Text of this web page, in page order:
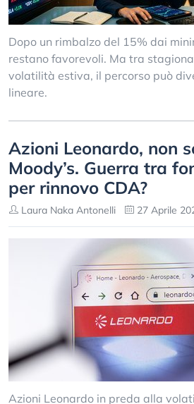
Dopo un rimbalzo del 15% dai
restano favorevoli. Ma tra
volatilità estiva, il percorso può
lineare.
Azioni Leonardo, non
Moody’s. Guerra tra
per rinnovo CDA?
Laura Naka Antonelli 27 Aprile
Azioni Leonardo in preda alla